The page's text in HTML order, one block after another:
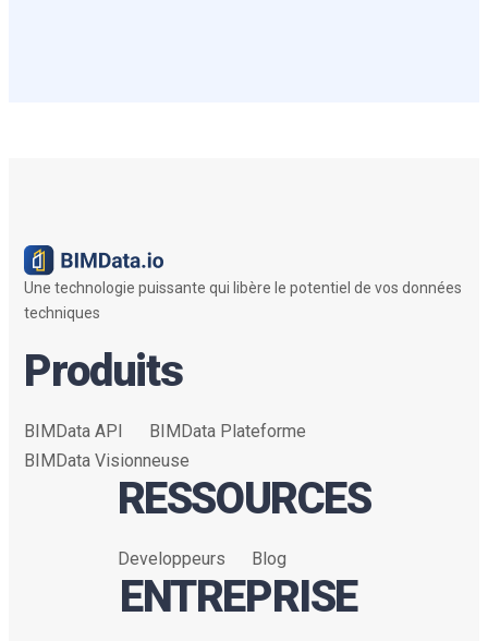
Une technologie puissante qui libère le potentiel de vos données
techniques
Produits
BIMData API
BIMData Plateforme
BIMData Visionneuse
RESSOURCES
Developpeurs Blog
ENTREPRISE